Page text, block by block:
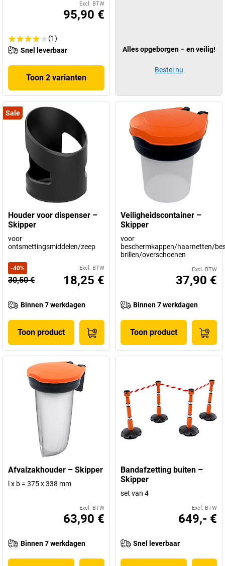
Excl. BTW
95,90 €
(1)
Snel leverbaar
Toon 2 varianten
Sale
Houder voor dispenser –
Skipper
voor
ontsmettingsmiddelen/zeep
-40% Excl. BTW
30,50 € 18,25 €
Binnen 7 werkdagen
Toon product
Veiligheidscontainer –
Skipper
voor
beschermkappen/haarnetten/
brillen/overschoenen
Excl. BTW
37,90 €
Binnen 7 werkdagen
Toon product
Afvalzakhouder – Skipper
l x b = 375 x 338 mm
Excl. BTW
63,90 €
Binnen 7 werkdagen
Bandafzetting buiten –
Skipper
set van 4
Excl. BTW
649,- €
Snel leverbaar
Alles opgeborgen – en veilig!
Bestel nu